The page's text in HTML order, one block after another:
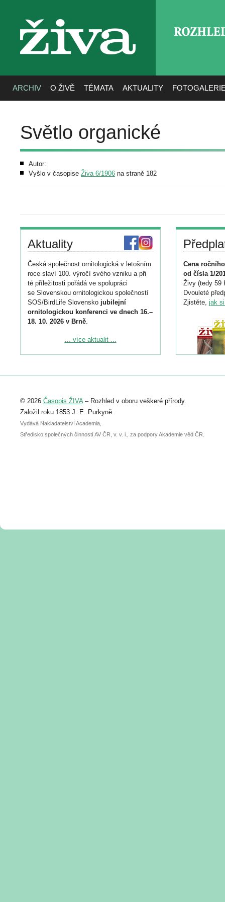
živa
ARCHIV O ŽIVĚ TÉMATA AKTUALITY
Světlo organické
Autor:
Vyšlo v časopise Živa 6/1906 na straně 182
Aktuality
Česká společnost ornitologická v letošním
roce slaví 100. výročí svého vzniku a při
té příležitosti pořádá ve spolupráci
se Slovenskou ornitologickou společností
SOS/BirdLife Slovensko jubilejní
ornitologickou konferenci ve dnech 16.–
18. 10. 2026 v Brně.
Podrobnější informace ke konferenci
Registrovat se můžete do 6. září.
abstraktu přihlášené přednášky nebo
posteru je už 30. června.
... více aktualit ...
Cena
od čísla 1/
Živy (tedy 59
Dvouleté
Zjistěte, jak
© 2026 Časopis ŽIVA– Rozhled v oboru veškeré přírody.
Založil roku 1853 J. E. Purkyně.
Vydává Nakladatelství Academia,
Středisko společných činností AV ČR, v. v. i., za podpory Akademie věd ČR.